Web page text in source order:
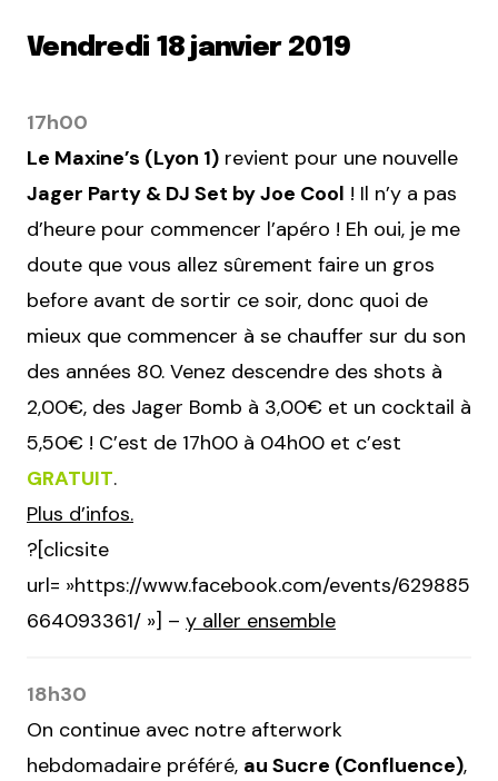
Vendredi 18 janvier 2019
17h00
Le Maxine’s (Lyon 1) revient pour une nouvelle
Jager Party & DJ Set by Joe Cool ! Il n’y a pas
d’heure pour commencer l’apéro ! Eh oui, je me
doute que vous allez sûrement faire un gros
before avant de sortir ce soir, donc quoi de
mieux que commencer à se chauffer sur du son
des années 80. Venez descendre des shots à
2,00€, des Jager Bomb à 3,00€ et un cocktail à
5,50€ ! C’est de 17h00 à 04h00 et c’est
GRATUIT.
Plus d’infos.
?[clicsite
url= »https://www.facebook.com/events/629885
664093361/ »] – y aller ensemble
18h30
On continue avec notre afterwork
hebdomadaire préféré, au Sucre (Confluence),